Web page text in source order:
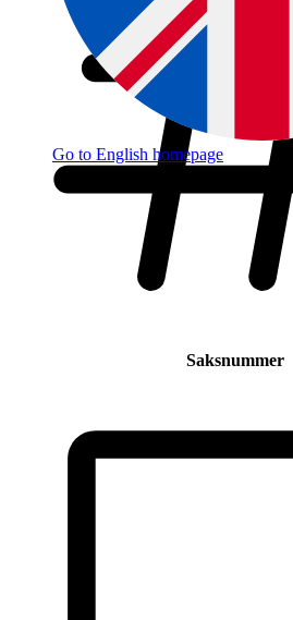
Go to English homepage
Saksnummer